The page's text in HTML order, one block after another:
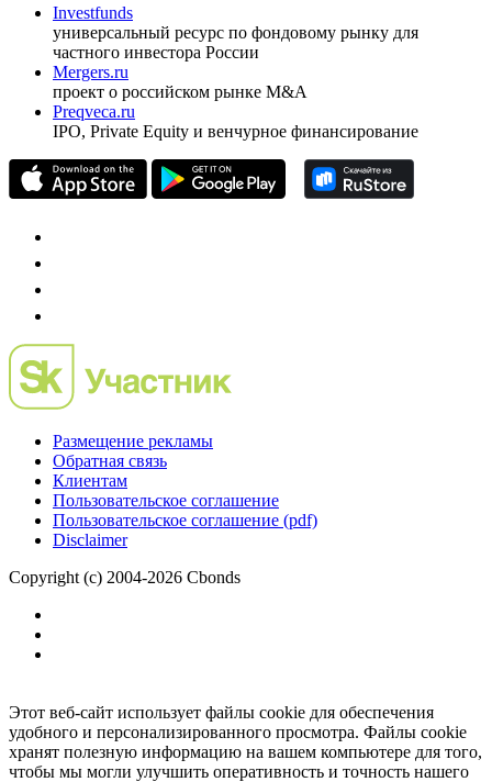
оформить подписку
pro@cbonds.info
Спец проекты
Investfunds
универсальный ресурс по фондовому рынку для
частного инвестора России
проект о российском рынке M&A
Preqveca.ru
Размещение рекламы
Обратная связь
Пользовательское соглашение
Copyright (c) 2004-2026 Cbonds